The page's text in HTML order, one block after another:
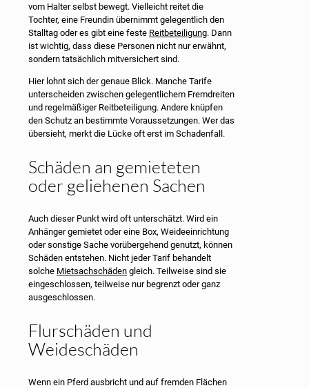
vom Halter selbst bewegt. Vielleicht reitet die
Tochter, eine Freundin übernimmt gelegentlich den
Stalltag oder es gibt eine feste Reitbeteiligung. Dann
ist wichtig, dass diese Personen nicht nur erwähnt,
sondern tatsächlich mitversichert sind.
Hier lohnt sich der genaue Blick. Manche Tarife
unterscheiden zwischen gelegentlichem Fremdreiten
und regelmäßiger Reitbeteiligung. Andere knüpfen
den Schutz an bestimmte Voraussetzungen. Wer das
übersieht, merkt die Lücke oft erst im Schadenfall.
Schäden an gemieteten
oder geliehenen Sachen
Auch dieser Punkt wird oft unterschätzt. Wird ein
Anhänger gemietet oder eine Box, Weideeinrichtung
oder sonstige Sache vorübergehend genutzt, können
Schäden entstehen. Nicht jeder Tarif behandelt
solche Mietsachschäden gleich. Teilweise sind sie
eingeschlossen, teilweise nur begrenzt oder ganz
ausgeschlossen.
Flurschäden und
Weideschäden
Wenn ein Pferd ausbricht und auf fremden Flächen